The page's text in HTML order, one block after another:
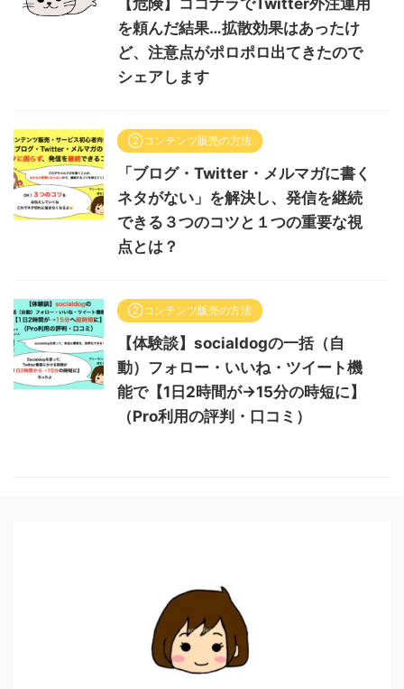
【危険】ココナラでTwitter外注運用
を頼んだ結果…拡散効果はあったけ
ど、注意点がポロポロ出てきたので
シェアします
②コンテンツ販売の方法
「ブログ・Twitter・メルマガに書く
ネタがない」を解決し、発信を継続
できる３つのコツと１つの重要な視
点とは？
②コンテンツ販売の方法
【体験談】socialdogの一括（自
動）フォロー・いいね・ツイート機
能で【1日2時間が→15分の時短に】
（Pro利用の評判・口コミ）